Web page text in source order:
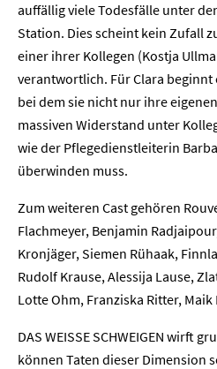
auffällig viele Todesfälle unter
Station. Dies scheint kein Zufall
einer ihrer Kollegen (Kostja
verantwortlich. Für Clara
bei dem sie nicht nur ihre
massiven Widerstand unter
wie der Pflegedienstleiterin
überwinden muss.
Zum weiteren Cast gehören
Flachmeyer, Benjamin
Kronjäger, Siemen Rühaak,
Rudolf Krause, Alessija Lause,
Lotte Ohm, Franziska Ritter, Maik
DAS WEISSE SCHWEIGEN wirft
können Taten dieser Dimension